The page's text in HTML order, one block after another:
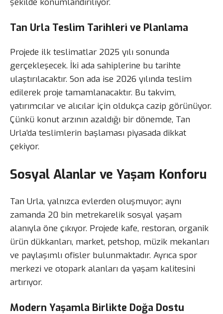
Tan Urla Teslim Tarihleri ve Planlama
Projede ilk teslimatlar 2025 yılı sonunda
gerçekleşecek. İki ada sahiplerine bu tarihte
ulaştırılacaktır. Son ada ise 2026 yılında teslim
edilerek proje tamamlanacaktır. Bu takvim,
yatırımcılar ve alıcılar için oldukça cazip görünüyor.
Çünkü konut arzının azaldığı bir dönemde, Tan
Urla’da teslimlerin başlaması piyasada dikkat
çekiyor.
Sosyal Alanlar ve Yaşam Konforu
Tan Urla, yalnızca evlerden oluşmuyor; aynı
zamanda 20 bin metrekarelik sosyal yaşam
alanıyla öne çıkıyor. Projede kafe, restoran, organik
ürün dükkanları, market, petshop, müzik mekanları
ve paylaşımlı ofisler bulunmaktadır. Ayrıca spor
merkezi ve otopark alanları da yaşam kalitesini
artırıyor.
Modern Yaşamla Birlikte Doğa Dostu